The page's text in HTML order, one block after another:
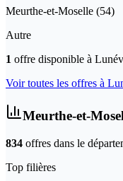
Meurthe-et-Moselle (54)
Autre
1 offre disponible à
Voir toutes les offres à
Meurthe-et-
834 offres dans le
Top filières